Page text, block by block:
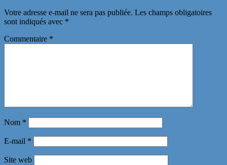
Votre adresse e-mail ne sera pas publiée. Les champs obligatoires
sont indiqués avec *
Commentaire *
Nom *
E-mail *
Site web